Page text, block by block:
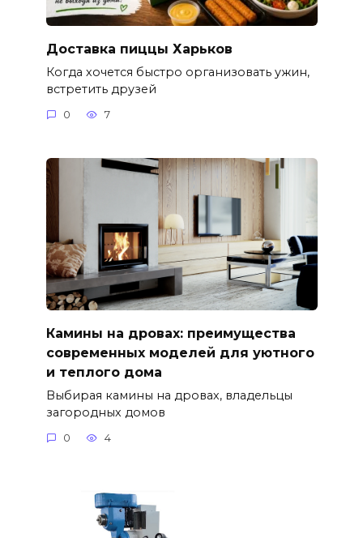
Доставка пиццы Харьков
Когда хочется быстро организовать ужин,
встретить друзей
0 7
Камины на дровах: преимущества
современных моделей для уютного
и теплого дома
Выбирая камины на дровах, владельцы
загородных домов
0 4